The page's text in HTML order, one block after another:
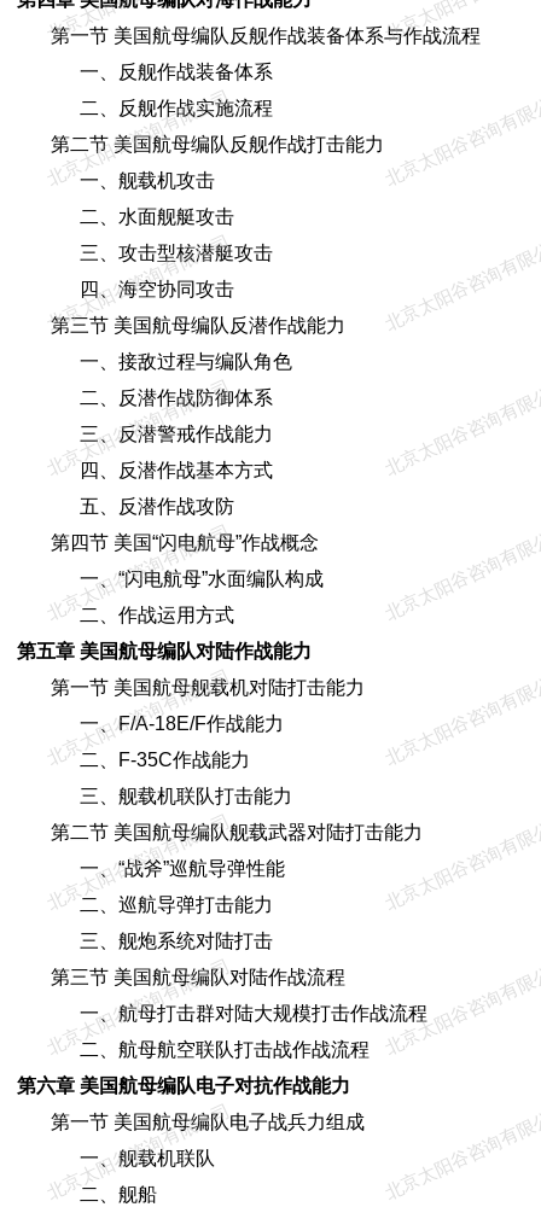
第一节 美国航母编队反舰作战装备体系与作战流程
一、反舰作战装备体系
二、反舰作战实施流程
第二节 美国航母编队反舰作战打击能力
一、舰载机攻击
二、水面舰艇攻击
三、攻击型核潜艇攻击
四、海空协同攻击
第三节 美国航母编队反潜作战能力
一、接敌过程与编队角色
二、反潜作战防御体系
三、反潜警戒作战能力
四、反潜作战基本方式
五、反潜作战攻防
第四节 美国“闪电航母”作战概念
一、“闪电航母”水面编队构成
二、作战运用方式
第五章 美国航母编队对陆作战能力
第一节 美国航母舰载机对陆打击能力
一、F/A-18E/F作战能力
二、F-35C作战能力
三、舰载机联队打击能力
第二节 美国航母编队舰载武器对陆打击能力
一、“战斧”巡航导弹性能
二、巡航导弹打击能力
三、舰炮系统对陆打击
第三节 美国航母编队对陆作战流程
一、航母打击群对陆大规模打击作战流程
二、航母航空联队打击战作战流程
第六章 美国航母编队电子对抗作战能力
第一节 美国航母编队电子战兵力组成
一、舰载机联队
二、舰船
北京太阳谷咨询有限公司
北京太阳谷咨询
北京太阳谷咨询有限公司
北京太阳谷咨询
北京太阳谷咨询有限公司
北京太阳谷咨询
北京太阳谷咨询有限公司
北京太阳谷咨询
北京太阳谷咨询有限公司
北京太阳谷咨询
北京太阳谷咨询有限公司
北京太阳谷咨询有
北京太阳谷咨询有限公司
北京太阳谷咨询有
北京太阳谷咨询有限公司
北京太阳谷咨询